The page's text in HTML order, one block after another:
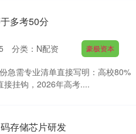
多考50分
分类： N配资 豪极资本
急需专业清单直接写明：高校80%
接挂钩，2026年高考....
存储芯片研发